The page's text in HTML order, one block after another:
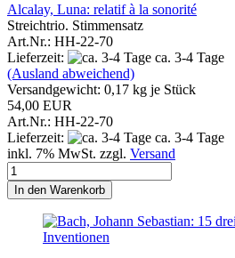
Alcalay, Luna: relatif à la sonorité
Streichtrio. Stimmensatz
Art.Nr.: HH-22-70
Lieferzeit:
ca. 3-4 Tage
(Ausland abweichend)
Versandgewicht: 0,17 kg je Stück
54,00 EUR
Art.Nr.: HH-22-70
Lieferzeit:
ca. 3-4 Tage
inkl. 7% MwSt. zzgl. Versand
In den Warenkorb